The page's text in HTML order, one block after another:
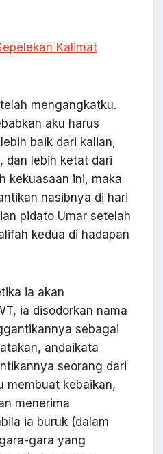
Kalimat
mengangkatku.
aku harus
baik dari kalian,
dan lebih ketat dari
kekuasaan ini, maka
nasibnya di hari
pidato Umar setelah
kedua di hadapan
ia akan
ia disodorkan nama
sebagai
andaikata
seorang dari
membuat kebaikan,
menerima
ia buruk (dalam
gara yang